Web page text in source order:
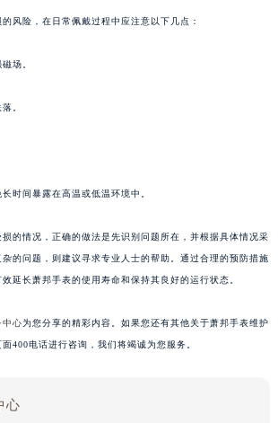
风险，在日常佩戴过程中应注意以下几点：
场。
。
时间暴露在高温或低温环境中。
的情况，正确的做法是先识别问题所在，并根据具体情况采
的问题，则建议寻求专业人士的帮助。通过合理的预防措施
延长萧邦手表的使用寿命和保持其良好的运行状态。
中心为您分享的精彩内容。如果您还有其他关于萧邦手表维护
400电话进行咨询，我们将竭诚为您服务。
心